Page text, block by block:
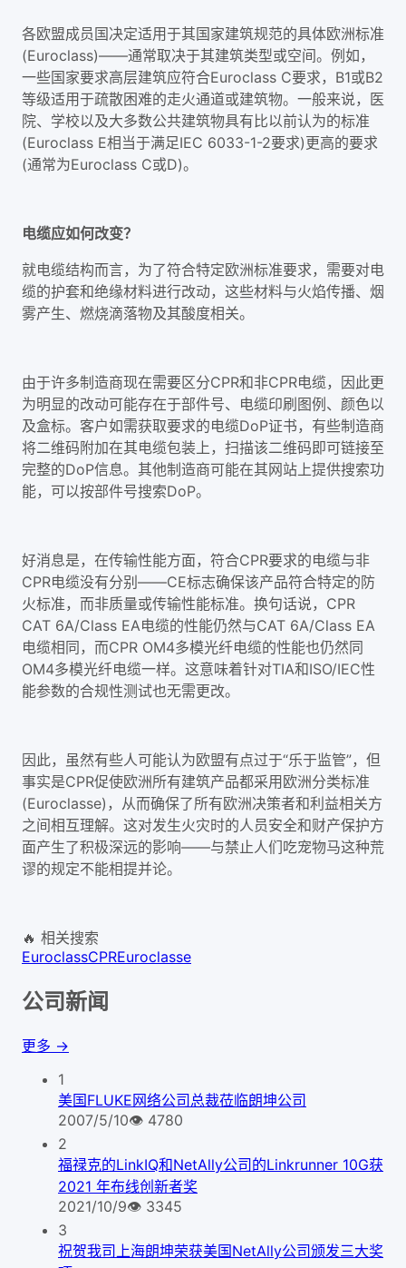
各欧盟成员国决定适用于其国家建筑规范的具体欧洲标准
(Euroclass)——通常取决于其建筑类型或空间。例如，
一些国家要求高层建筑应符合Euroclass C要求，B1或B2
等级适用于疏散困难的走火通道或建筑物。一般来说，医
院、学校以及大多数公共建筑物具有比以前认为的标准
(Euroclass E相当于满足IEC 6033-1-2要求)更高的要求
(通常为Euroclass C或D)。
电缆应如何改变？
就电缆结构而言，为了符合特定欧洲标准要求，需要对电
缆的护套和绝缘材料进行改动，这些材料与火焰传播、烟
雾产生、燃烧滴落物及其酸度相关。
由于许多制造商现在需要区分CPR和非CPR电缆，因此更
为明显的改动可能存在于部件号、电缆印刷图例、颜色以
及盒标。客户如需获取要求的电缆DoP证书，有些制造商
将二维码附加在其电缆包装上，扫描该二维码即可链接至
完整的DoP信息。其他制造商可能在其网站上提供搜索功
能，可以按部件号搜索DoP。
好消息是，在传输性能方面，符合CPR要求的电缆与非
CPR电缆没有分别——CE标志确保该产品符合特定的防
火标准，而非质量或传输性能标准。换句话说，CPR
CAT 6A/Class EA电缆的性能仍然与CAT 6A/Class EA
电缆相同，而CPR OM4多模光纤电缆的性能也仍然同
OM4多模光纤电缆一样。这意味着针对TIA和ISO/IEC性
能参数的合规性测试也无需更改。
因此，虽然有些人可能认为欧盟有点过于“乐于监管”，但
事实是CPR促使欧洲所有建筑产品都采用欧洲分类标准
(Euroclasse)，从而确保了所有欧洲决策者和利益相关方
之间相互理解。这对发生火灾时的人员安全和财产保护方
面产生了积极深远的影响——与禁止人们吃宠物马这种荒
谬的规定不能相提并论。
🔥 相关搜索
EuroclassCPREuroclasse
公司新闻
更多 →
1
美国FLUKE网络公司总裁莅临朗坤公司
2007/5/10👁 4780
2
福禄克的LinkIQ和NetAlly公司的Linkrunner 10G获
2021 年布线创新者奖
2021/10/9👁 3345
3
祝贺我司上海朗坤荣获美国NetAlly公司颁发三大奖